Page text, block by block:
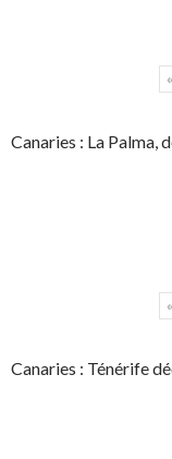
Canaries : La Palma,
Canaries : Ténérife